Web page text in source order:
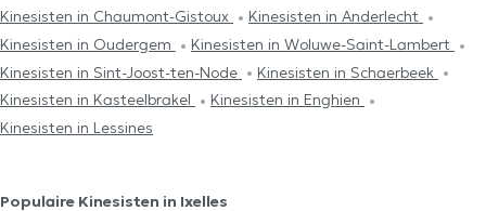
Kinesisten in Chaumont-Gistoux
Kinesisten in Anderlecht
Kinesisten in Oudergem
Kinesisten in Woluwe-Saint-Lambert
Kinesisten in Sint-Joost-ten-Node
Kinesisten in Schaerbeek
Kinesisten in Kasteelbrakel
Kinesisten in Enghien
Kinesisten in Lessines
Populaire Kinesisten in Ixelles